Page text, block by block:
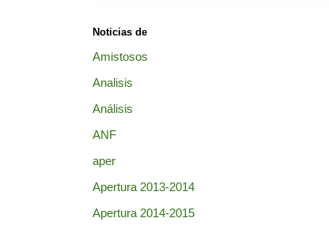
Noticias de
Amistosos
Analisis
Análisis
ANF
aper
Apertura 2013-2014
Apertura 2014-2015